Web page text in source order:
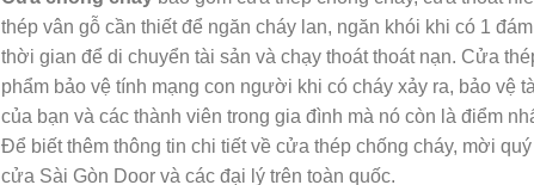
thép vân gỗ cần thiết để ngăn cháy lan, ngăn khói khi có 1
thời gian để di chuyển tài sản và chạy thoát thoát nạn. Cửa
phẩm bảo vệ tính mạng con người khi có cháy xảy ra, bảo vệ
của bạn và các thành viên trong gia đình mà nó còn là điểm
Để biết thêm thông tin chi tiết về cửa thép chống cháy, mời
cửa Sài Gòn Door và các đại lý trên toàn quốc.